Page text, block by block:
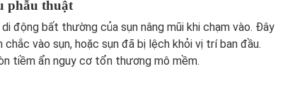
phẫu thuật
động bất thường của sụn nâng mũi khi chạm vào. Đây
vào sụn, hoặc sụn đã bị lệch khỏi vị trí ban đầu.
tiềm ẩn nguy cơ tổn thương mô mềm.